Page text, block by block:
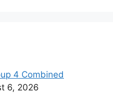
4 Combined
6, 2026